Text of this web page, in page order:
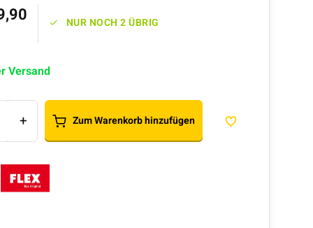
NUR NOCH 2 ÜBRIG
Versand
+ Zum Warenkorb hinzufügen